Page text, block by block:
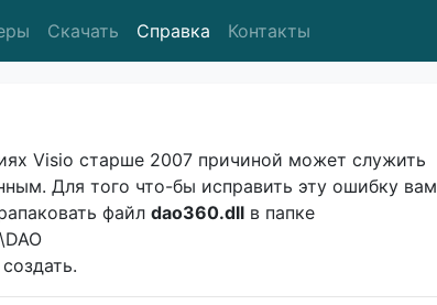
Скачать Справка Контакты
Visio старше 2007 причиной может служить
Для того что-бы исправить эту ошибку вам
файл dao360.dll в папке